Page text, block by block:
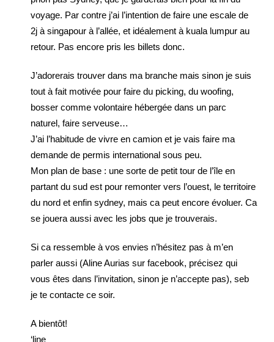
voyage. Par contre j’ai l’intention de faire une escale de
2j à singapour à l’allée, et idéalement à kuala lumpur au
retour. Pas encore pris les billets donc.
J’adorerais trouver dans ma branche mais sinon je suis
tout à fait motivée pour faire du picking, du woofing,
bosser comme volontaire hébergée dans un parc
naturel, faire serveuse…
J’ai l’habitude de vivre en camion et je vais faire ma
demande de permis international sous peu.
Mon plan de base : une sorte de petit tour de l’île en
partant du sud est pour remonter vers l’ouest, le territoire
du nord et enfin sydney, mais ca peut encore évoluer. Ca
se jouera aussi avec les jobs que je trouverais.
Si ca ressemble à vos envies n’hésitez pas à m’en
parler aussi (Aline Aurias sur facebook, précisez qui
vous êtes dans l’invitation, sinon je n’accepte pas), seb
je te contacte ce soir.
A bientôt!
‘line